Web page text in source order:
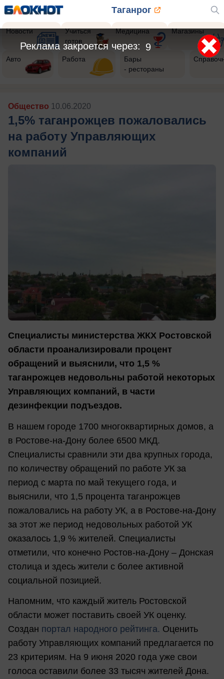
Таганрог
Новости
Учиться
готов
Медицина Магазины
Авто Работа
Бары
- рестораны
Общество 10.06.2020
1,5% таганрожцев пожаловались
на работу Управляющих
компаний
Специалисты министерства ЖКХ Ростовской
области проанализировали процент
обращений и выяснили, что 1,5 %
таганрожцев недовольны работой некоторых
Управляющих компаний, в части
дезинфекции подъездов.
В нашем городе 1700 многоквартирных домов, а
в Ростове-на-Дону более 6500 МКД.
Специалисты сравнили эти два крупных города,
по количеству обращений по работе УК за
период с марта по май текущего года, и
выяснили, что 1,5 процента таганрожцев
пожаловались на работу УК, а в Ростове-на-Дону
за этот же период недовольных работой УК
оказалось 1,9 % жителей. Специалисты
отметили, что конечно Ростов-на-Дону – Донская
столица и здесь жители с более активной
социальной позицией.
Напомним, что каждый житель Ростовской
области может поставить своей УК оценку.
Создан портал народного рейтинга. Оценить
работу Управляющих компаний предлагается по
23 критериям. На 9 июня 2020 года уже свои
голоса оставили более 33 тысяч жителей Дона.
7
Реклама закроется через: